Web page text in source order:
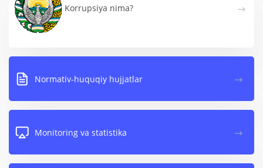
Korrupsiya nima?
Normativ-huquqiy hujjatlar
Monitoring va statistika